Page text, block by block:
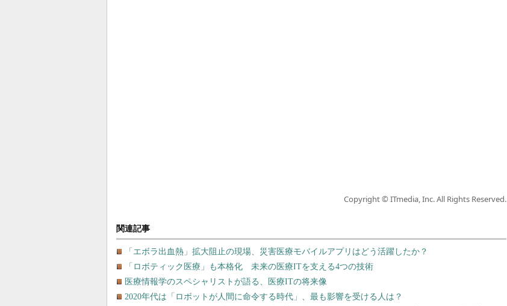
Copyright © ITmedia, Inc. All Rights Reserved.
関連記事
「エボラ出血熱」拡大阻止の現場、災害医療モバイルアプリはどう活躍したか？
「ロボティック医療」も本格化 未来の医療ITを支える4つの技術
医療情報学のスペシャリストが語る、医療ITの将来像
2020年代は「ロボットが人間に命令する時代」、最も影響を受ける人は？